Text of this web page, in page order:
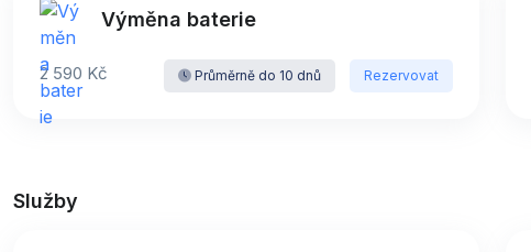
Výměna baterie
2 590 Kč Průměrně do 10 dnů Rezervovat
Služby